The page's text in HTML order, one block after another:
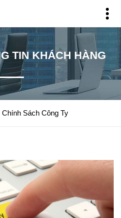
TIN KHÁCH HÀNG
Chính Sách Công Ty